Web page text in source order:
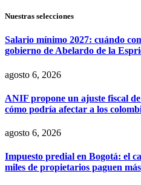
Nuestras selecciones
Salario mínimo 2027: cuándo
gobierno de Abelardo de la
agosto 6, 2026
ANIF propone un ajuste fiscal
cómo podría afectar a los
agosto 6, 2026
Impuesto predial en Bogotá: el
miles de propietarios paguen más